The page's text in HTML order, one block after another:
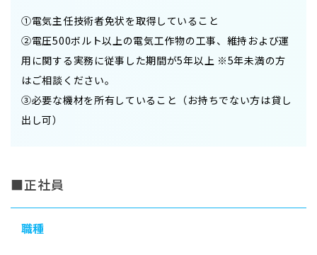
①電気主任技術者免状を取得していること
②電圧500ボルト以上の電気工作物の工事、維持および運
用に関する実務に従事した期間が5年以上 ※5年未満の方
はご相談ください。
③必要な機材を所有していること（お持ちでない方は貸し
出し可）
正社員
職種